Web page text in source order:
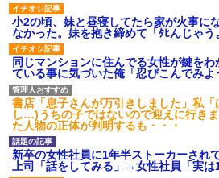
友人「酒の勢いで女先輩をホテルに連
「…」
「お前の父ちゃんは自宅警備員」とか
んでもない仕事に就いていた
夫の友達がBBQを定期的に開催して夫
女性側のリーダーみたいな人に「BBQは
われて…
小2の頃、妹と昼寝してたら家が火事に
なかった。妹を抱き締めて「ﾀﾋんじゃ
同じマンションに住んでる女性が鍵を
ている事に気づいた俺「忍びこんでみ
書店「息子さんが万引きしました」私
し…)うちの子ではないので迎えに行き
た人物の正体が判明するも・・・
新卒の女性社員に1年半ストーカーされ
上司「話をしてみる」→女性社員「実は